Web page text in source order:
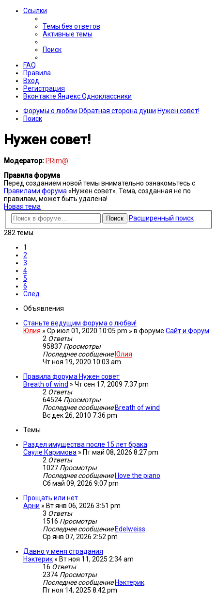
Ссылки
Темы без ответов
Активные темы
Поиск
FAQ
Правила
Вход
Регистрация
Вконтакте ЯндексОдноклассники
Форумы о любви Обратная сторона души Нужен совет!
Поиск
Нужен совет!
Модератор:PRim@
Правила форума
Перед созданием новой темы внимательно ознакомьтесь с
Правилами форума «Нужен совет». Тема, созданная не по
правилам, может быть удалена!
Новая тема
Поиск
Расширенный поиск
282 темы
1
2
3
4
5
6
След.
Объявления
Станьте ведущим форума о любви!
Юлия » Ср июл 01, 2020 10:05 pm » в форуме Сайт и Форум
2 Ответы
95837 Просмотры
Последнее сообщение Юлия
Чт ноя 19, 2020 10:03 am
Правила форума Нужен совет
Breath of wind » Чт сен 17, 2009 7:37 pm
2 Ответы
64524 Просмотры
Последнее сообщение Breath of wind
Вс дек 26, 2010 7:36 pm
Темы
Раздел имущества после 15 лет брака
Сауле Каримова » Пт май 08, 2026 8:27 pm
2 Ответы
1027 Просмотры
Последнее сообщение
I love the piano
Сб май 09, 2026 9:07 pm
Прощать или нет
Арни » Вт янв 06, 2026 3:51 pm
3 Ответы
1516 Просмотры
Последнее сообщение Edelweiss
Ср янв 07, 2026 2:52 pm
Давно у меня страдания
Нэктерик » Вт ноя 11, 2025 2:34 am
16 Ответы
2374 Просмотры
Последнее сообщение Нэктерик
Пт ноя 14, 2025 8:42 pm